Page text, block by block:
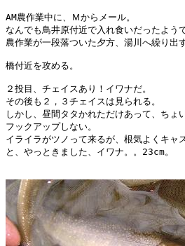
AM農作業中に、Ｍからメール。
なんでも鳥井原付近で入れ食いだったよう
農作業が一段落ついた夕方、湯川へ繰り出す
橋付近を攻める。
２投目、チェイスあり！イワナだ。
その後も２，３チェイスは見られる。
しかし、昼間タタかれただけあって、ちょ
フックアップしない。
イライラがツノって来るが、根気よくキャ
と、やっときました、イワナ。。23cm。